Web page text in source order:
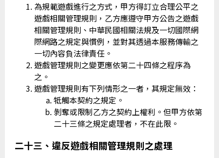
為規範遊戲進行之方式，甲方得訂立合理公平之
遊戲相關管理規則，乙方應遵守甲方公告之遊戲
相關管理規則、中華民國相關法規及一切國際網
際網路之規定與慣例，並對其透過本服務傳輸之
一切內容負法律責任。
遊戲管理規則之變更應依第二十四條之程序為
之。
遊戲管理規則有下列情形之一者，其規定無效：
牴觸本契約之規定。
剝奪或限制乙方之契約上權利。但甲方依第
二十三條之規定處理者，不在此限。
二十三、違反遊戲相關管理規則之處理